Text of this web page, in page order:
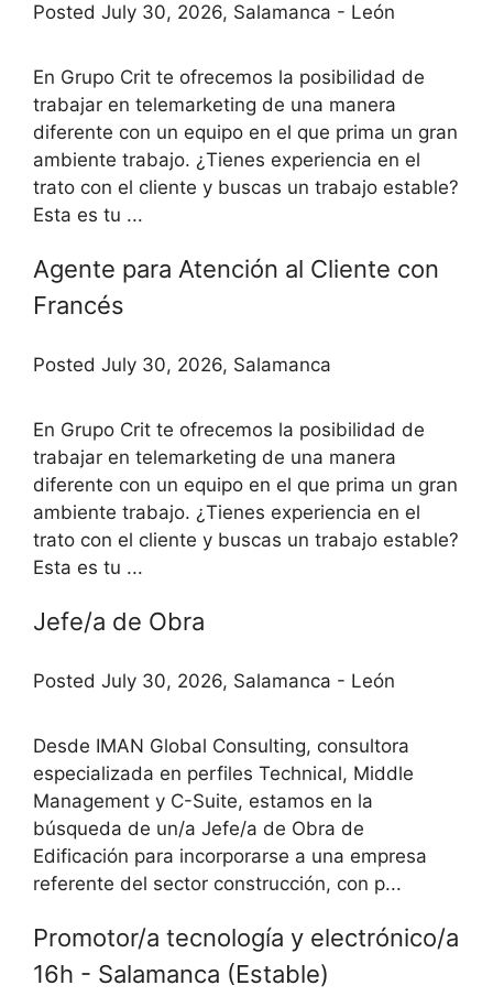
Posted July 30, 2026, Salamanca - León
En Grupo Crit te ofrecemos la posibilidad de
trabajar en telemarketing de una manera
diferente con un equipo en el que prima un gran
ambiente trabajo. ¿Tienes experiencia en el
trato con el cliente y buscas un trabajo estable?
Esta es tu ...
Agente para Atención al Cliente con
Francés
Posted July 30, 2026, Salamanca
En Grupo Crit te ofrecemos la posibilidad de
trabajar en telemarketing de una manera
diferente con un equipo en el que prima un gran
ambiente trabajo. ¿Tienes experiencia en el
trato con el cliente y buscas un trabajo estable?
Esta es tu ...
Jefe/a de Obra
Posted July 30, 2026, Salamanca - León
Desde IMAN Global Consulting, consultora
especializada en perfiles Technical, Middle
Management y C-Suite, estamos en la
búsqueda de un/a Jefe/a de Obra de
Edificación para incorporarse a una empresa
referente del sector construcción, con p...
Promotor/a tecnología y electrónico/a
16h - Salamanca (Estable)